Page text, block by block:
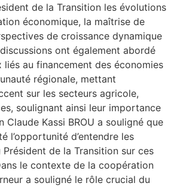
de la Transition les évolutions
économique, la maîtrise de
de croissance dynamique
ont également abordé
liés au financement des économies
régionale, mettant
sur les secteurs agricole,
soulignant ainsi leur importance
Claude Kassi BROU a souligné que
l’opportunité d’entendre les
de la Transition sur ces
le contexte de la coopération
a souligné le rôle crucial du